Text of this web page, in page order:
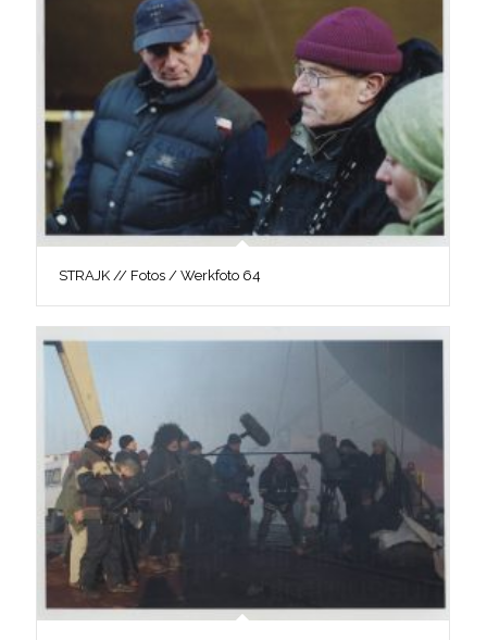
STRAJK // Fotos / Werkfoto 64